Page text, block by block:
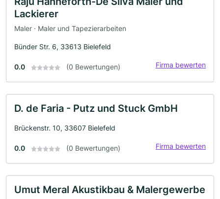
Lackierer
Maler · Maler und Tapezierarbeiten
Bünder Str. 6, 33613 Bielefeld
0.0 (0 Bewertungen) Firma bewerten
D. de Faria - Putz und Stuck GmbH
Brückenstr. 10, 33607 Bielefeld
0.0 (0 Bewertungen) Firma bewerten
Umut Meral Akustikbau & Malergewerbe